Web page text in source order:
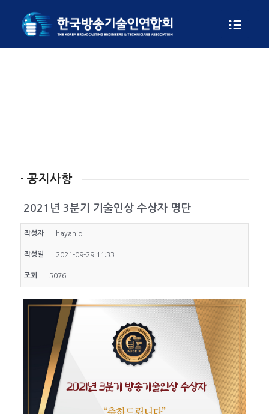
· 공지사항
2021년 3분기 기술인상 수상자 명단
작성자 hayanid
작성일 2021-09-29 11:33
조회 5076